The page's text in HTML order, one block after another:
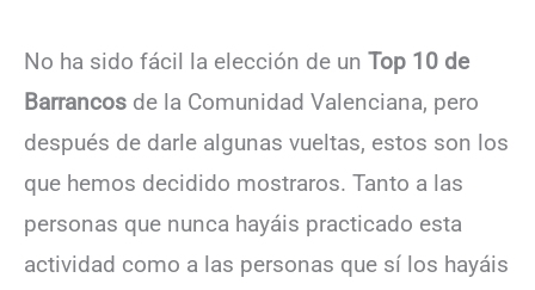
No ha sido fácil la elección de un Top 10 de
Barrancos de la Comunidad Valenciana, pero
después de darle algunas vueltas, estos son los
que hemos decidido mostraros. Tanto a las
personas que nunca hayáis practicado esta
actividad como a las personas que sí los hayáis